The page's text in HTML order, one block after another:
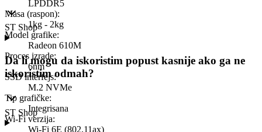
LPDDR5
Masa (raspon):
1kg - 2kg
Model grafike:
Radeon 610M
Proces izrade:
6nm
SSD interfejs:
M.2 NVMe
Tip grafičke:
Integrisana
Wi-Fi verzija:
Wi-Fi 6E (802.11ax)
ST Shop
Da li mogu da iskoristim popust kasnije ako ga ne
iskoristim odmah?
ST Shop